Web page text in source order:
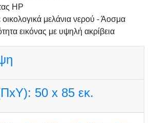
HP
μελάνια νερού - Άοσμα
εικόνας με υψηλή ακρίβεια
50 x 85 εκ.